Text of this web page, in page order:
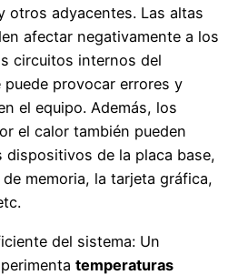
otros adyacentes. Las altas
afectar negativamente a los
circuitos internos del
puede provocar errores y
el equipo. Además, los
el calor también pueden
dispositivos de la placa base,
memoria, la tarjeta gráfica,
del sistema: Un
temperaturas